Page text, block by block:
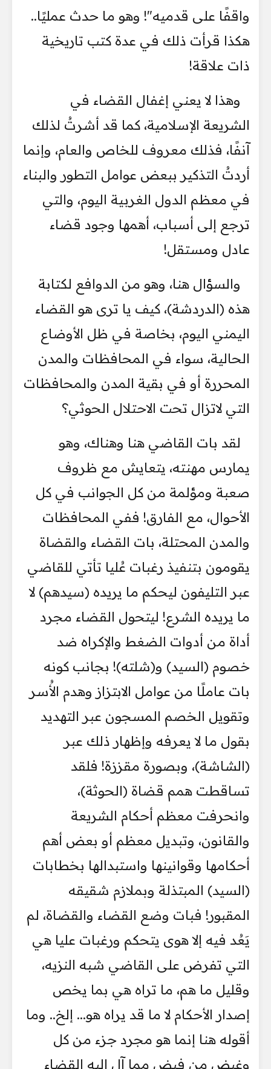
واقفًا على قدميه"! وهو ما حدث عمليًا..
هكذا قرأت ذلك في عدة كتب تاريخية
ذات علاقة!
​وهذا لا يعني إغفال القضاء في
الشريعة الإسلامية، كما قد أشرتُ لذلك
آنفًا، فذلك معروف للخاص والعام، وإنما
أردتُ التذكير ببعض عوامل التطور والبناء
في معظم الدول الغربية اليوم، والتي
ترجع إلى أسباب، أهمها وجود قضاء
عادل ومستقل!
​والسؤال هنا، وهو من الدوافع لكتابة
هذه (الدردشة)، كيف يا ترى هو القضاء
اليمني اليوم، بخاصة في ظل الأوضاع
الحالية، سواء في المحافظات والمدن
المحررة أو في بقية المدن والمحافظات
التي لاتزال تحت الاحتلال الحوثي؟
لقد بات القاضي هنا وهناك، وهو
يمارس مهنته، يتعايش مع ظروف
صعبة ومؤلمة من كل الجوانب في كل
الأحوال، مع الفارق! ​ففي المحافظات
والمدن المحتلة، بات القضاء والقضاة
يقومون بتنفيذ رغبات عُليا تأتي للقاضي
عبر التليفون ليحكم ما يريده (سيدهم) لا
ما يريده الشرع! ليتحول القضاء مجرد
أداة من أدوات الضغط والإكراه ضد
خصوم (السيد) و(شلته)! ​بجانب كونه
بات عاملًا من عوامل الابتزاز وهدم الأُسر
وتقويل الخصم المسجون عبر التهديد
بقول ما لا يعرفه وإظهار ذلك عبر
(الشاشة)، وبصورة مقززة! فلقد
تساقطت همم قضاة (الحوثة)،
وانحرفت معظم أحكام الشريعة
والقانون، وتبديل معظم أو بعض أهم
أحكامها وقوانينها واستبدالها بخطابات
(السيد) المبتذلة وبملازم شقيقه
المقبور! فبات وضع القضاء والقضاة، لم
يَعُد فيه إلا هوى يتحكم ورغبات عليا هي
التي تفرض على القاضي شبه النزيه،
وقليل ما هم، ما تراه هي بما يخص
إصدار الأحكام لا ما قد يراه هو... إلخ.. وما
أقوله هنا إنما هو مجرد جزء من كل
وغيض من فيض مما آل إليه القضاء